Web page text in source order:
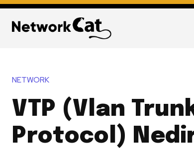
NETWORK
VTP (Vlan
Protocol)